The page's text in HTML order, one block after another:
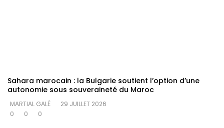
Sahara marocain : la Bulgarie soutient l’option d’une
autonomie sous souveraineté du Maroc
MARTIAL GALÉ
29 JUILLET 2026
0
0 0